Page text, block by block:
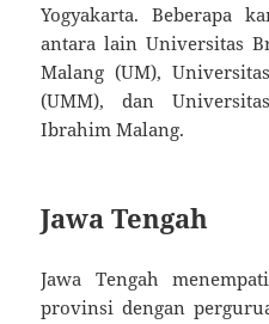
Yogyakarta. Beberapa
antara lain Universitas
Malang (UM),
(UMM), dan
Ibrahim Malang.
Jawa Tengah
Jawa Tengah
provinsi dengan